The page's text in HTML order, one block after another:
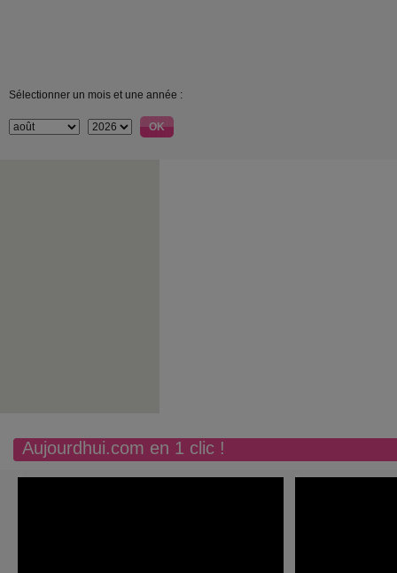
Sélectionner un mois et une année :
Aujourdhui.com en 1 clic !